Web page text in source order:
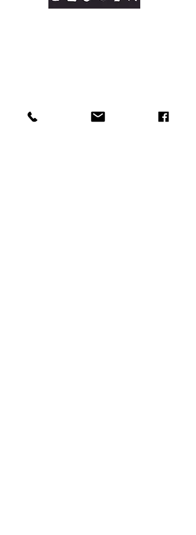
Coutures latérales